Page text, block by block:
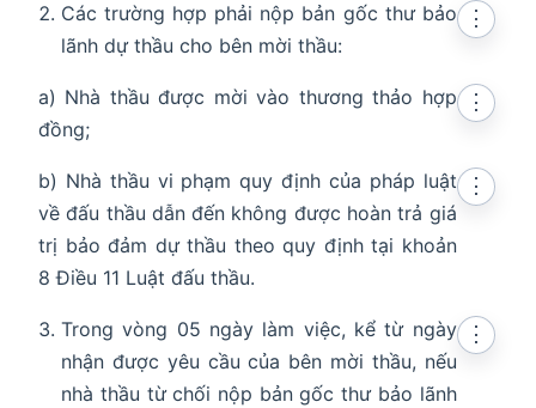
Các trường hợp phải nộp bản gốc thư bảo
lãnh dự thầu cho bên mời thầu:
⋮
a) Nhà thầu được mời vào thương thảo hợp
đồng;
⋮
b) Nhà thầu vi phạm quy định của pháp luật
về đấu thầu dẫn đến không được hoàn trả giá
trị bảo đảm dự thầu theo quy định tại khoản
8 Điều 11 Luật đấu thầu.
⋮
Trong vòng 05 ngày làm việc, kể từ ngày
nhận được yêu cầu của bên mời thầu, nếu
nhà thầu từ chối nộp bản gốc thư bảo lãnh
⋮